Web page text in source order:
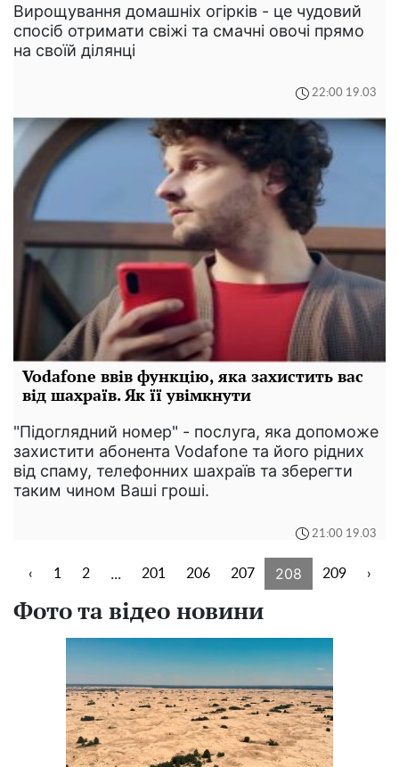
Вирощування домашніх огірків - це чудовий
спосіб отримати свіжі та смачні овочі прямо
на своїй ділянці
22:00 19.03
Vodafone ввів функцію, яка захистить вас
від шахраїв. Як її увімкнути
"Підоглядний номер" - послуга, яка допоможе
захистити абонента Vodafone та його рідних
від спаму, телефонних шахраїв та зберегти
таким чином Ваші гроші.
21:00 19.03
‹ 1 2 ... 201 206 207 208 209 ›
Фото та відео новини